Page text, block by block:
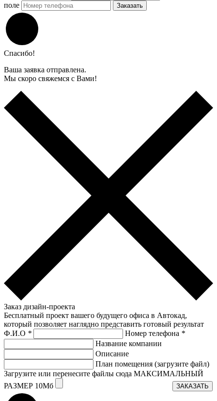
поле
Заказать
Спасибо!
Ваша заявка отправлена.
Мы скоро свяжемся с Вами!
Заказ дизайн-проекта
Бесплатный проект вашего будущего офиса в Автокад,
который позволяет наглядно представить готовый результат
Ф.И.О * Номер телефона *
Название компании
Описание
План помещения (загрузите файл)
Загрузите или перенесите файлы сюда МАКСИМАЛЬНЫЙ
РАЗМЕР 10Мб
ЗАКАЗАТЬ